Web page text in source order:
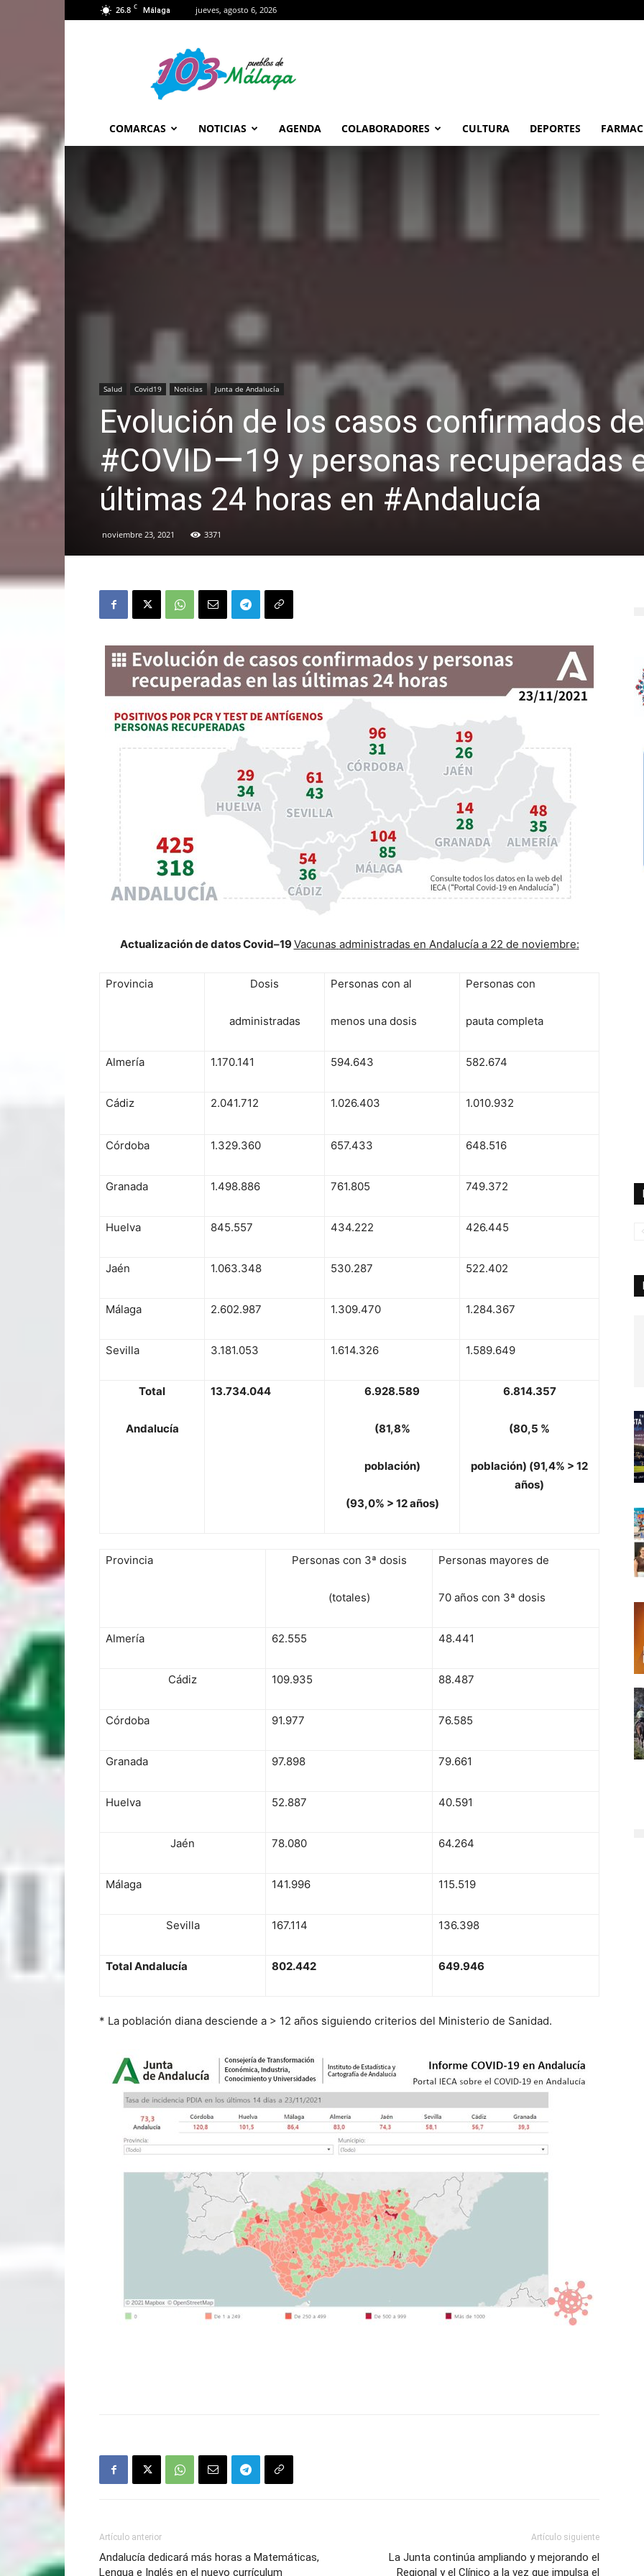
26.8 C Málaga jueves, agosto 6, 2026
Málaga
COMARCAS NOTICIAS AGENDA COLABORADORES CULTURA DEPORTES
Salud Covid19 Noticias Junta de Andalucía
Evolución de los casos confirmados de
#COVIDー19 y personas recuperadas
últimas 24 horas en #Andalucía
noviembre 23, 2021 3371
ActualizacióndedatosCovid–19Vacunas administradas en Andalucía a 22 de noviembre:
Provincia Dosis
administradas
Personas con al
menos una dosis
Personas con
pauta completa
Almería 1.170.141 594.643 582.674
Cádiz 2.041.712 1.026.403 1.010.932
Córdoba 1.329.360 657.433 648.516
Granada 1.498.886 761.805 749.372
Huelva 845.557 434.222 426.445
Jaén 1.063.348 530.287 522.402
Málaga 2.602.987 1.309.470 1.284.367
Sevilla 3.181.053 1.614.326 1.589.649
Total
Andalucía
13.734.044 6.928.589
(81,8%
población)
(93,0% > 12 años)
6.814.357
(80,5 %
población) (91,4% > 12
años)
Provincia Personas con 3ª dosis
(totales)
Personas mayores de
70 años con 3ª dosis
Almería 62.555 48.441
Cádiz 109.935 88.487
Córdoba 91.977 76.585
Granada 97.898 79.661
Huelva 52.887 40.591
Jaén 78.080 64.264
Málaga 141.996 115.519
Sevilla 167.114 136.398
TotalAndalucía 802.442 649.946
* La población diana desciende a > 12 años siguiendo criterios del Ministerio de Sanidad.
Artículo anterior
Andalucía dedicará más horas a Matemáticas,
Lengua e Inglés en el nuevo currículum
Artículo siguiente
La Junta continúa ampliando y mejorando el
Regional y el Clínico a la vez que impulsa el